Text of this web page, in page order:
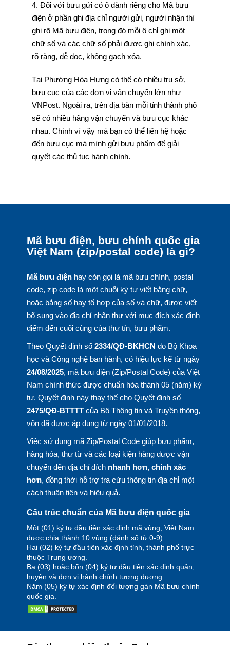
4. Đối với bưu gửi có ô dành riêng cho Mã bưu
điện ở phần ghi địa chỉ người gửi, người nhận thì
ghi rõ Mã bưu điện, trong đó mỗi ô chỉ ghi một
chữ số và các chữ số phải được ghi chính xác,
rõ ràng, dễ đọc, không gạch xóa.
Tại Phường Hòa Hưng có thể có nhiều trụ sở,
bưu cục của các đơn vị vận chuyển lớn như
VNPost. Ngoài ra, trên địa bàn mỗi tỉnh thành phố
sẽ có nhiều hãng vận chuyển và bưu cục khác
nhau. Chính vì vậy mà bạn có thể liên hệ hoặc
đến bưu cục mà mình gửi bưu phẩm để giải
quyết các thủ tục hành chính.
Mã bưu điện, bưu chính quốc gia
Việt Nam (zip/postal code) là gì?
Mã bưu điệnhay còn gọi là mã bưu chính, postal
code, zip code là một chuỗi ký tự viết bằng chữ,
hoặc bằng số hay tổ hợp của số và chữ, được viết
bổ sung vào địa chỉ nhận thư với mục đích xác định
điểm đến cuối cùng của thư tín, bưu phẩm.
Theo Quyết định số 2334/QĐ-BKHCN do Bộ Khoa
học và Công nghệ ban hành, có hiệu lực kể từ ngày
24/08/2025, mã bưu điện (Zip/Postal Code) của Việt
Nam chính thức được chuẩn hóa thành 05 (năm) ký
tự. Quyết định này thay thế cho Quyết định số
2475/QĐ-BTTTTcủa Bộ Thông tin và Truyền thông,
vốn đã được áp dụng từ ngày 01/01/2018.
Việc sử dụng mã Zip/Postal Code giúp bưu phẩm,
hàng hóa, thư từ và các loại kiện hàng được vận
chuyển đến địa chỉ đích nhanh hơn, chính xác
hơn, đồng thời hỗ trợ tra cứu thông tin địa chỉ một
cách thuận tiện và hiệu quả.
Cấu trúc chuẩn của Mã bưu điện quốc gia
Một (01) ký tự đầu tiên xác định mã vùng, Việt Nam
được chia thành 10 vùng (đánh số từ 0-9).
Hai (02) ký tự đầu tiên xác định tỉnh, thành phố trực
thuộc Trung ương.
Ba (03) hoặc bốn (04) ký tự đầu tiên xác định quận,
huyện và đơn vị hành chính tương đương.
Năm (05) ký tự xác định đối tượng gán Mã bưu chính
quốc gia.